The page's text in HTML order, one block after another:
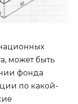
может быть
фонда
по какой-